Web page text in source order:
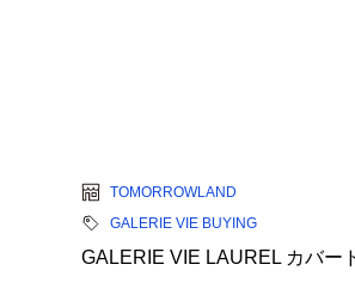
TOMORROWLAND
GALERIE VIE BUYING
GALERIE VIE LAUREL カバー